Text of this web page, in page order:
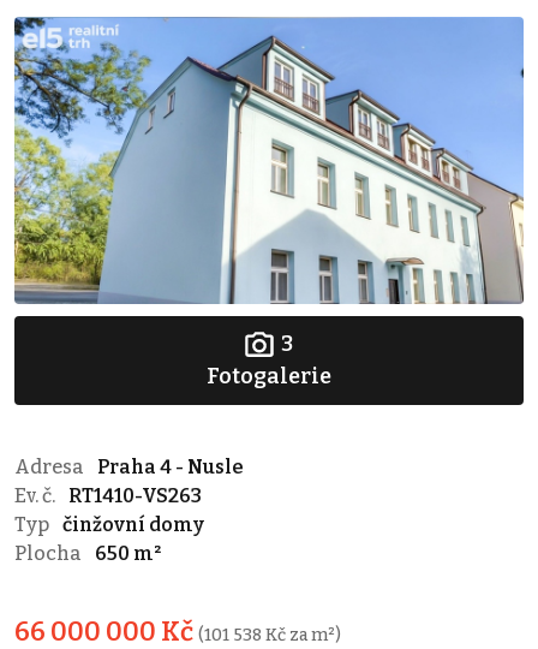
3
Fotogalerie
Adresa
Praha 4 - Nusle
Ev. č.
RT1410-VS263
Typ činžovní domy
Plocha
650 m²
66 000 000 Kč (101 538 Kč za m²)